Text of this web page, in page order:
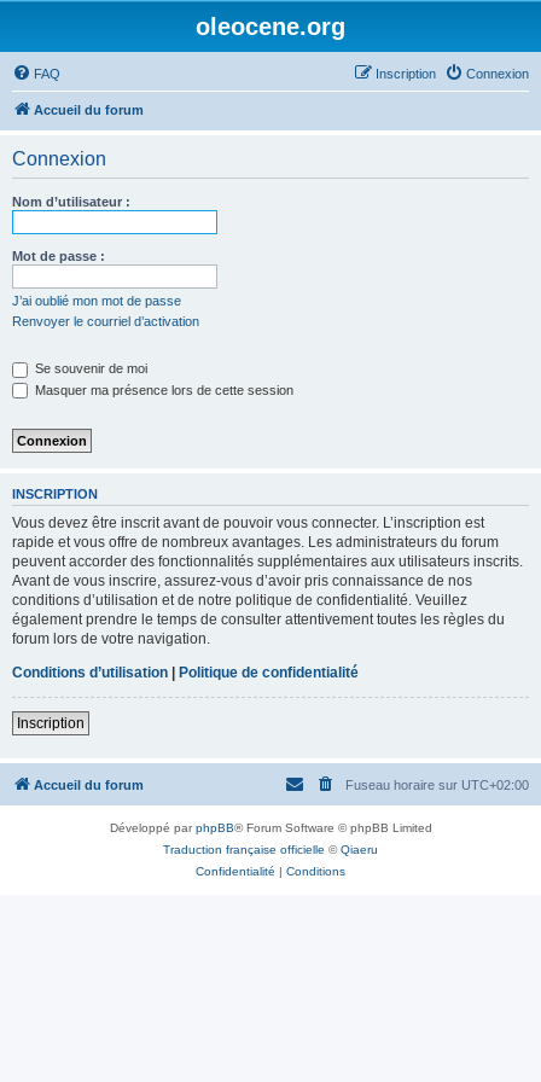
oleocene.org
FAQ Connexion
Inscription
Accueil du forum
Connexion
Nom d’utilisateur :
Mot de passe :
J’ai oublié mon mot de passe
Renvoyer le courriel d’activation
Se souvenir de moi
Masquer ma présence lors de cette session
INSCRIPTION
Vous devez être inscrit avant de pouvoir vous connecter. L’inscription est
rapide et vous offre de nombreux avantages. Les administrateurs du forum
peuvent accorder des fonctionnalités supplémentaires aux utilisateurs inscrits.
Avant de vous inscrire, assurez-vous d’avoir pris connaissance de nos
conditions d’utilisation et de notre politique de confidentialité. Veuillez
également prendre le temps de consulter attentivement toutes les règles du
forum lors de votre navigation.
Conditions d’utilisation | Politique de confidentialité
Inscription
Accueil du forum Fuseau horaire sur UTC+02:00
Développé parphpBB® Forum Software © phpBB Limited
Traduction française officielle ©Qiaeru
Confidentialité | Conditions